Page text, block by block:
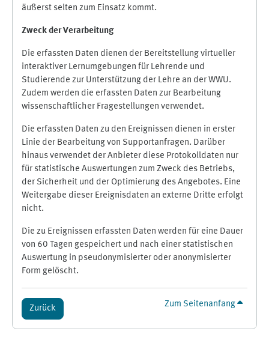
äußerst selten zum Einsatz kommt.
Zweck der Verarbeitung
Die erfassten Daten dienen der Bereitstellung virtueller
interaktiver Lernumgebungen für Lehrende und
Studierende zur Unterstützung der Lehre an der WWU.
Zudem werden die erfassten Daten zur Bearbeitung
wissenschaftlicher Fragestellungen verwendet.
Die erfassten Daten zu den Ereignissen dienen in erster
Linie der Bearbeitung von Supportanfragen. Darüber
hinaus verwendet der Anbieter diese Protokolldaten nur
für statistische Auswertungen zum Zweck des Betriebs,
der Sicherheit und der Optimierung des Angebotes. Eine
Weitergabe dieser Ereignisdaten an externe Dritte erfolgt
nicht.
Die zu Ereignissen erfassten Daten werden für eine Dauer
von 60 Tagen gespeichert und nach einer statistischen
Auswertung in pseudonymisierter oder anonymisierter
Form gelöscht.
Zurück Zum Seitenanfang